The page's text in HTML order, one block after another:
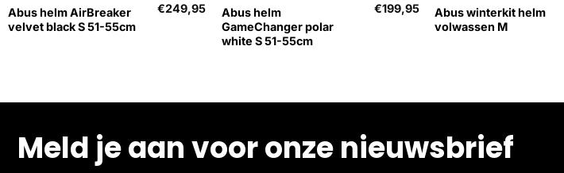
Abus helm AirBreaker
velvet black S 51-55cm
€249,95
Abus helm
GameChanger polar
white S 51-55cm
€199,95
Abus winterkit helm
volwassen M
Meld je aan voor onze nieuwsbrief